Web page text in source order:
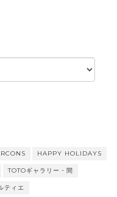
HAPPY HOLIDAYS
TOTOギャラリー・間
ティエ